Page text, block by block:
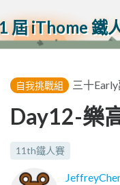
屆 iThome 鐵
自我挑戰組 三十
Day12-樂
11th鐵人賽